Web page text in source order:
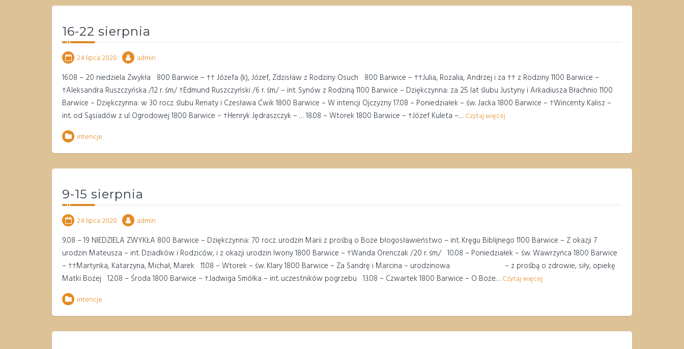
16-22 sierpnia
24 lipca 2020 admin
16.08 – 20 niedziela Zwykła 800 Barwice – †† Józefa (k), Józef, Zdzisław z Rodziny Osuch 800 Barwice – ††Julia, Rozalia, Andrzej i za †† z Rodziny 1100 Barwice –
†Aleksandra Ruszczyńska /12 r. śm./ †Edmund Ruszczyński /6 r. śm./ – int. Synów z Rodziną 1100 Barwice – Dziękczynna: za 25 lat ślubu Justyny i Arkadiusza Błachnio 1100
Barwice – Dziękczynna: w 30 rocz. ślubu Renaty i Czesława Ćwik 1800 Barwice – W intencji Ojczyzny 17.08 – Poniedziałek – św. Jacka 1800 Barwice – †Wincenty Kalisz –
int. od Sąsiadów z ul Ogrodowej 1800 Barwice – †Henryk Jędraszczyk – … 18.08 – Wtorek 1800 Barwice – †Józef Kuleta –… Czytaj więcej
intencje
9-15 sierpnia
24 lipca 2020 admin
9.08 – 19 NIEDZIELA ZWYKŁA 800 Barwice – Dziękczynna: 70 rocz. urodzin Marii z prośbą o Boże błogosławieństwo – int. Kręgu Biblijnego 1100 Barwice – Z okazji 7
urodzin Mateusza – int. Dziadków i Rodziców, i z okazji urodzin Iwony 1800 Barwice – †Wanda Orenczak /20 r. śm./ 10.08 – Poniedziałek – św. Wawrzyńca 1800 Barwice
– ††Martynka, Katarzyna, Michał, Marek 11.08 – Wtorek – św. Klary 1800 Barwice – Za Sandrę i Marcina – urodzinowa – z prośbą o zdrowie, siły, opiekę
Matki Bożej 12.08 – Środa 1800 Barwice – †Jadwiga Smółka – int. uczestników pogrzebu 13.08 – Czwartek 1800 Barwice – O Boże… Czytaj więcej
intencje